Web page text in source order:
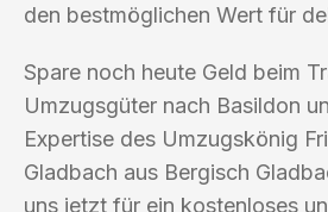
den bestmöglichen Wert für
Spare noch heute Geld beim
Umzugsgüter nach Basildon
Expertise des Umzugskönig
Gladbach aus Bergisch
uns jetzt für ein kostenloses